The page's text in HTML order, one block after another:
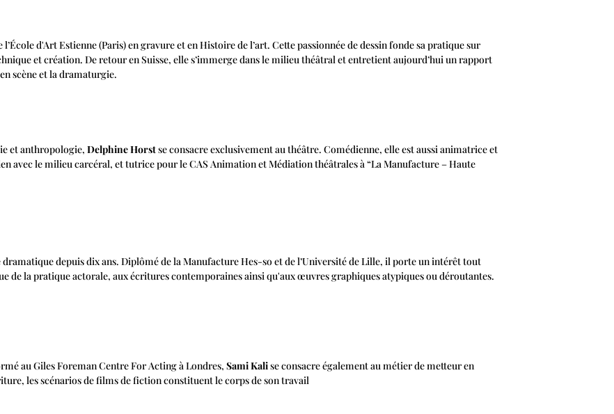
l’École d'Art Estienne (Paris) en gravure et en Histoire de l’art. Cette passionnée de dessin fonde sa pratique sur
et création. De retour en Suisse, elle s’immerge dans le milieu théâtral et entretient aujourd’hui un rapport
scène et la dramaturgie.
et anthropologie,Delphine Horstse consacre exclusivement au théâtre. Comédienne, elle est aussi animatrice et
avec le milieu carcéral, et tutrice pour le CAS Animation et Médiation théâtrales à “La Manufacture – Haute
dramatique depuis dix ans. Diplômé de la Manufacture Hes-so et de l’Université de Lille, il porte un intérêt tout
de la pratique actorale, aux écritures contemporaines ainsi qu'aux œuvres graphiques atypiques ou déroutantes.
au Giles Foreman Centre For Acting à Londres, Sami Kalise consacre également au métier de metteur en
les scénarios de films de fiction constituent le corps de son travail